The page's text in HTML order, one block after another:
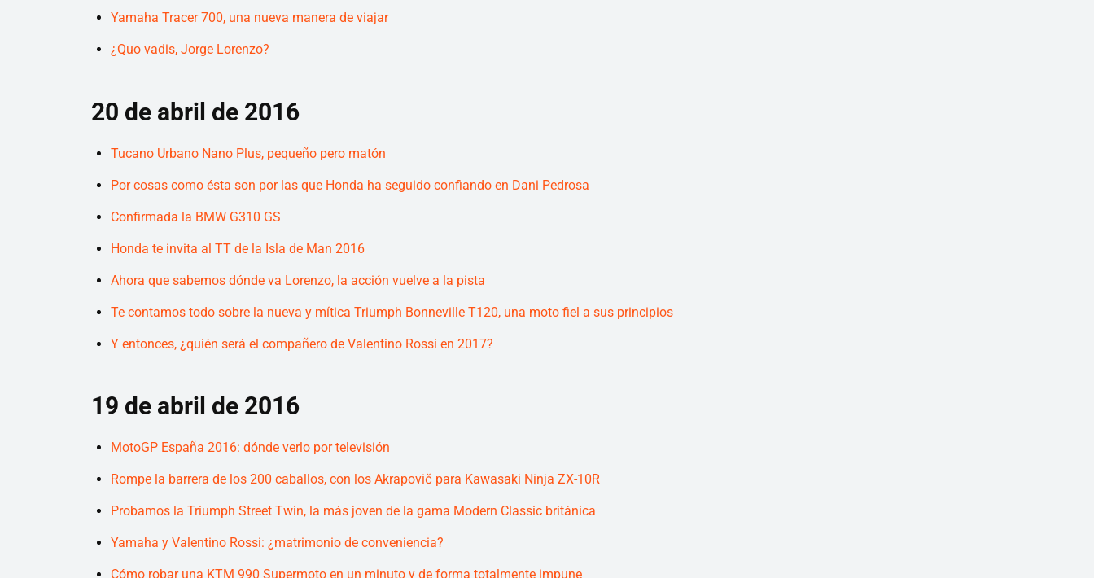
Yamaha Tracer 700, una nueva manera de viajar
¿Quo vadis, Jorge Lorenzo?
20 de abril de 2016
Tucano Urbano Nano Plus, pequeño pero matón
Por cosas como ésta son por las que Honda ha seguido confiando en Dani Pedrosa
Confirmada la BMW G310 GS
Honda te invita al TT de la Isla de Man 2016
Ahora que sabemos dónde va Lorenzo, la acción vuelve a la pista
Te contamos todo sobre la nueva y mítica Triumph Bonneville T120, una moto fiel a sus principios
Y entonces, ¿quién será el compañero de Valentino Rossi en 2017?
19 de abril de 2016
MotoGP España 2016: dónde verlo por televisión
Rompe la barrera de los 200 caballos, con los Akrapovič para Kawasaki Ninja ZX-10R
Probamos la Triumph Street Twin, la más joven de la gama Modern Classic británica
Yamaha y Valentino Rossi: ¿matrimonio de conveniencia?
Cómo robar una KTM 990 Supermoto en un minuto y de forma totalmente impune